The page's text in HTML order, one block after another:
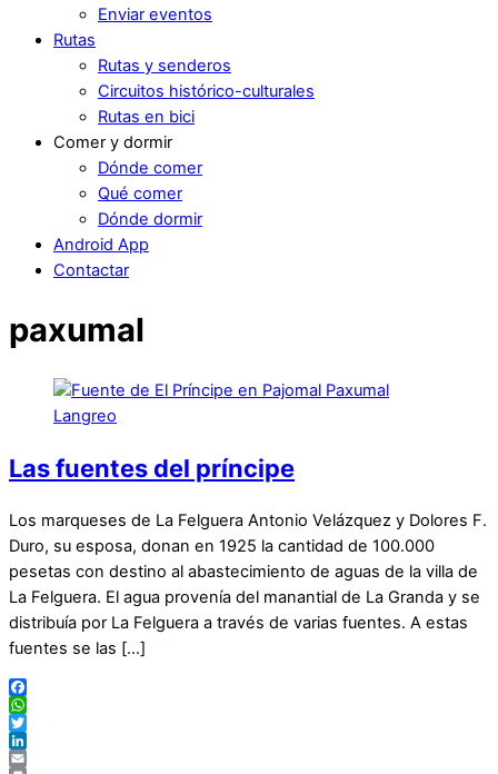
Enviar eventos
Rutas
Rutas y senderos
Circuitos histórico-culturales
Rutas en bici
Comer y dormir
Dónde comer
Qué comer
Dónde dormir
Android App
Contactar
paxumal
Las fuentes del príncipe
Los marqueses de La Felguera Antonio Velázquez y Dolores F.
Duro, su esposa, donan en 1925 la cantidad de 100.000
pesetas con destino al abastecimiento de aguas de la villa de
La Felguera. El agua provenía del manantial de La Granda y se
distribuía por La Felguera a través de varias fuentes. A estas
fuentes se las […]
Facebook
WhatsApp
Twitter
LinkedIn